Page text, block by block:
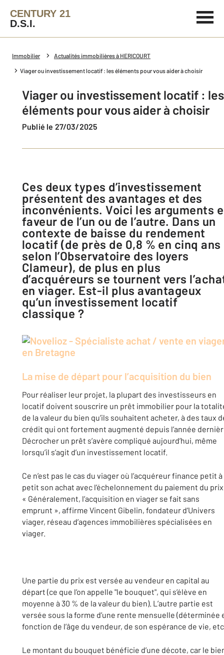
CENTURY 21
D.S.I.
Immobilier Actualités immobilières à HERICOURT
Viager ou investissement locatif : les éléments pour vous aider à choisir
Viager ou investissement locatif : les
éléments pour vous aider à choisir
Publié le 27/03/2025
Ces deux types d’investissement
présentent des avantages et des
inconvénients. Voici les arguments
faveur de l’un ou de l’autre. Dans un
contexte de baisse du rendement
locatif (de près de 0,8 % en cinq ans
selon l’Observatoire des loyers
Clameur), de plus en plus
d’acquéreurs se tournent vers
en viager. Est-il plus avantageux
qu’un investissement locatif
classique ?
La mise de départ pour l’acquisition du bien
Pour réaliser leur projet, la plupart des investisseurs en
locatif doivent souscrire un prêt immobilier pour la
de la valeur du bien qu’ils souhaitent acheter, à des taux
crédit qui ont fortement augmenté depuis l’année
Décrocher un prêt s’avère compliqué aujourd’hui, même
lorsqu’il s’agit d’un investissement locatif.
Ce n’est pas le cas du viager où l’acquéreur finance petit à
petit son achat avec l’échelonnement du paiement du
« Généralement, l’acquisition en viager se fait sans
emprunt », affirme Vincent Gibelin, fondateur d’Univers
viager, réseau d’agences immobilières spécialisées en
viager.
Une partie du prix est versée au vendeur en capital au
départ (ce que l’on appelle "le bouquet", qui s’élève en
moyenne à 30 % de la valeur du bien). L’autre partie est
versée sous la forme d’une rente mensuelle (déterminée
fonction de l’âge du vendeur, de son espérance de vie,
Le montant du bouquet bénéficie d’une décote, car le